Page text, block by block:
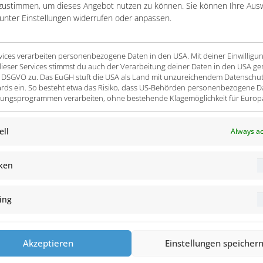
um dieses Angebot nutzen zu können. Sie können Ihre
Einstellungen widerrufen oder anpassen.
verarbeiten personenbezogene Daten in den USA. Mit deiner
Services stimmst du auch der Verarbeitung deiner Daten in den USA
DSGVO zu. Das EuGH stuft die USA als Land mit unzureichendem
ein. So besteht etwa das Risiko, dass US-Behörden personenbezogene
verarbeiten, ohne bestehende Klagemöglichkeit für
Always
Akzeptieren Einstellungen speichern
one single source
projects